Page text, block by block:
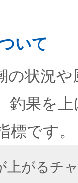
いて
の状況
釣果を
標です。
上がるチ